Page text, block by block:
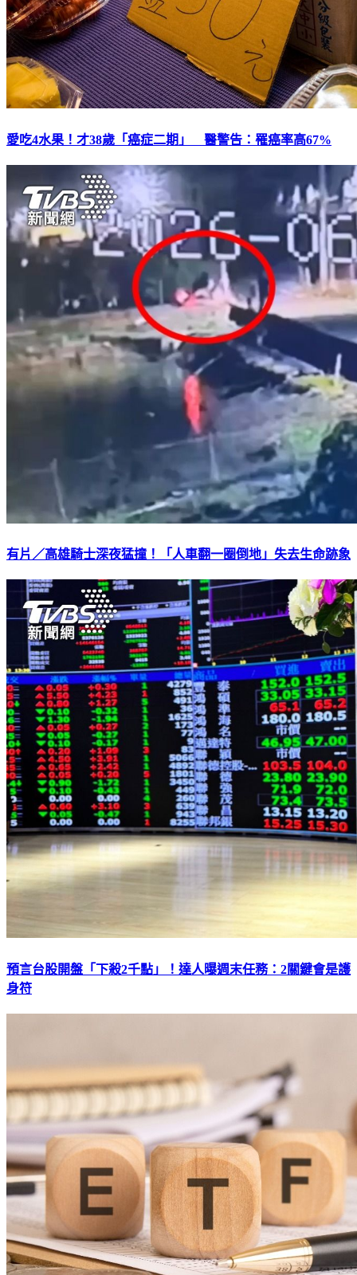
愛吃4水果！才38歲「癌症二期」 醫警告：罹癌率高67%
有片／高雄騎士深夜猛撞！「人車翻一圈倒地」失去生命跡象
預言台股開盤「下殺2千點」！達人曝週末任務：2關鍵會是護
身符